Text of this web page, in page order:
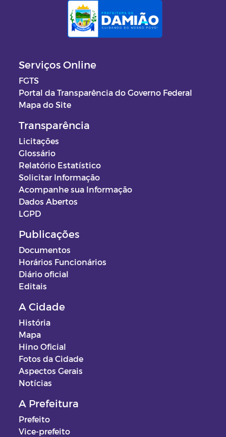
Serviços Online
FGTS
Portal da Transparência do Governo Federal
Mapa do Site
Transparência
Licitações
Glossário
Relatório Estatístico
Solicitar Informação
Acompanhe sua Informação
Dados Abertos
LGPD
Publicações
Documentos
Horários Funcionários
Diário oficial
Editais
A Cidade
História
Mapa
Hino Oficial
Fotos da Cidade
Aspectos Gerais
Notícias
A Prefeitura
Prefeito
Vice-prefeito